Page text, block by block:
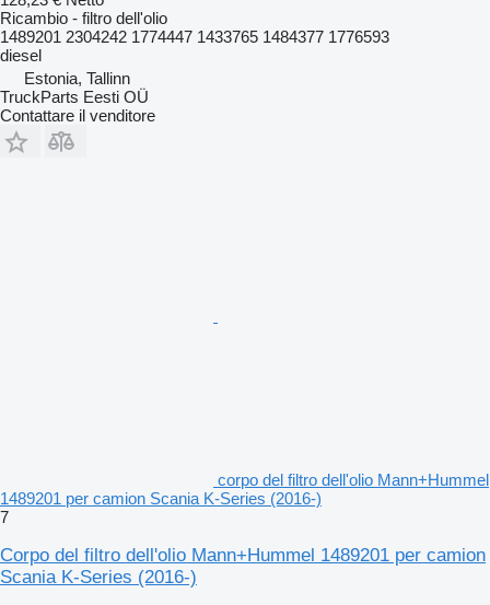
Ricambio - filtro dell'olio
1489201 2304242 1774447 1433765 1484377 1776593
diesel
Estonia, Tallinn
TruckParts Eesti OÜ
Contattare il venditore
corpo del filtro dell'olio Mann+Hummel
1489201 per camion Scania K-Series (2016-)
7
Corpo del filtro dell'olio Mann+Hummel 1489201 per camion
Scania K-Series (2016-)